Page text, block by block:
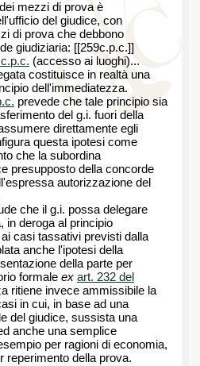
mezzi di prova è
del giudice, con
di prova che debbono
giudiziaria: [[259c.p.c.]]
(accesso ai luoghi)...
costituisce in realtà una
dell'immediatezza.
prevede che tale principio sia
del g.i. fuori della
direttamente egli
questa ipotesi come
che la subordina
presupposto della concorde
autorizzazione del
che il g.i. possa delegare
in deroga al principio
casi tassativi previsti dalla
anche l'ipotesi della
della parte per
formale ex art. 232 del
ritiene invece ammissibile la
in cui, in base ad una
del giudice, sussista una
anche una semplice
per ragioni di economia,
reperimento della prova.